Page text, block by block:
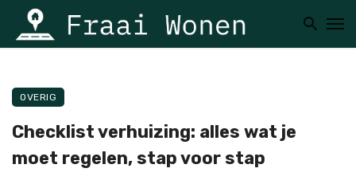
OVERIG
Checklist verhuizing: alles wat je
moet regelen, stap voor stap